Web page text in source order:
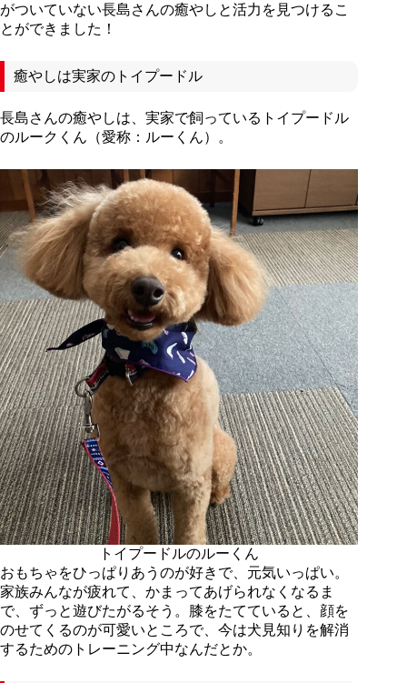
がついていない長島さんの癒やしと活力を見つけるこ
とができました！
癒やしは実家のトイプードル
長島さんの癒やしは、実家で飼っているトイプードル
のルークくん（愛称：ルーくん）。
トイプードルのルーくん
おもちゃをひっぱりあうのが好きで、元気いっぱい。
家族みんなが疲れて、かまってあげられなくなるま
で、ずっと遊びたがるそう。膝をたてていると、顔を
のせてくるのが可愛いところで、今は犬見知りを解消
するためのトレーニング中なんだとか。